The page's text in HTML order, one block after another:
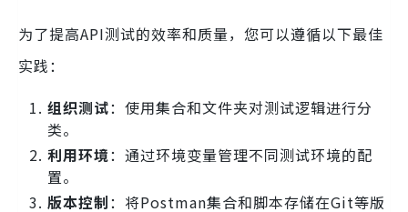
为了提高API测试的效率和质量，您可以遵循以下最佳
实践：
组织测试：使用集合和文件夹对测试逻辑进行分
类。
利用环境：通过环境变量管理不同测试环境的配
置。
版本控制：将Postman集合和脚本存储在Git等版